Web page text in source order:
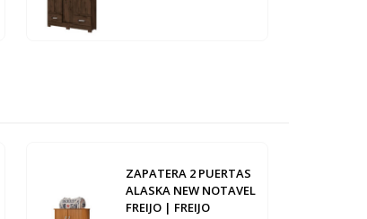
ZAPATERA 2 PUERTAS
ALASKA NEW NOTAVEL
FREIJO | FREIJO